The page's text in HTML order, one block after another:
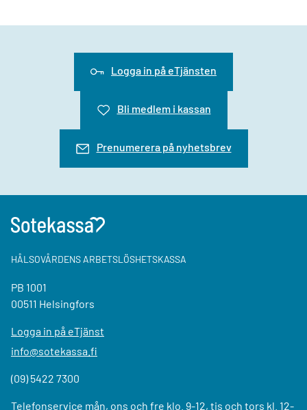
Logga in på eTjänsten
Bli medlem i kassan
Prenumerera på nyhetsbrev
HÅLSOVÅRDENS ARBETSLÖSHETSKASSA
PB 1001
00511 Helsingfors
Logga in på eTjänst
info@sotekassa.fi
(09) 5422 7300
Telefonservice mån, ons och fre klo. 9-12, tis och tors kl. 12-